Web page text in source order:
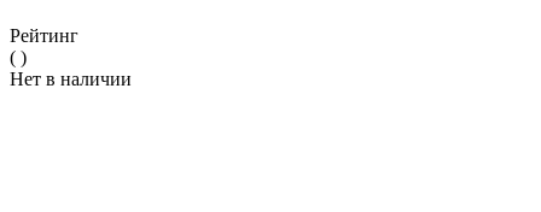
Рейтинг
( )
Нет в наличии